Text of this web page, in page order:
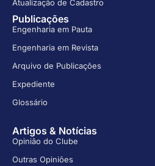
Atualização de Cadastro
Publicações
Engenharia em Pauta
Engenharia em Revista
Arquivo de Publicações
Expediente
Glossário
Artigos & Notícias
Opinião do Clube
Outras Opiniões